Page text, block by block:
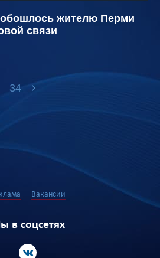
жителю Перми
связи
34
Вакансии
в соцсетях